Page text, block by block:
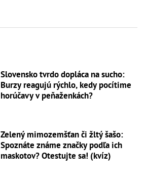
Slovensko tvrdo dopláca na sucho:
Burzy reagujú rýchlo, kedy pocítime
horúčavy v peňaženkách?
Zelený mimozemšťan či žltý šašo:
Spoznáte známe značky podľa ich
maskotov? Otestujte sa! (kvíz)